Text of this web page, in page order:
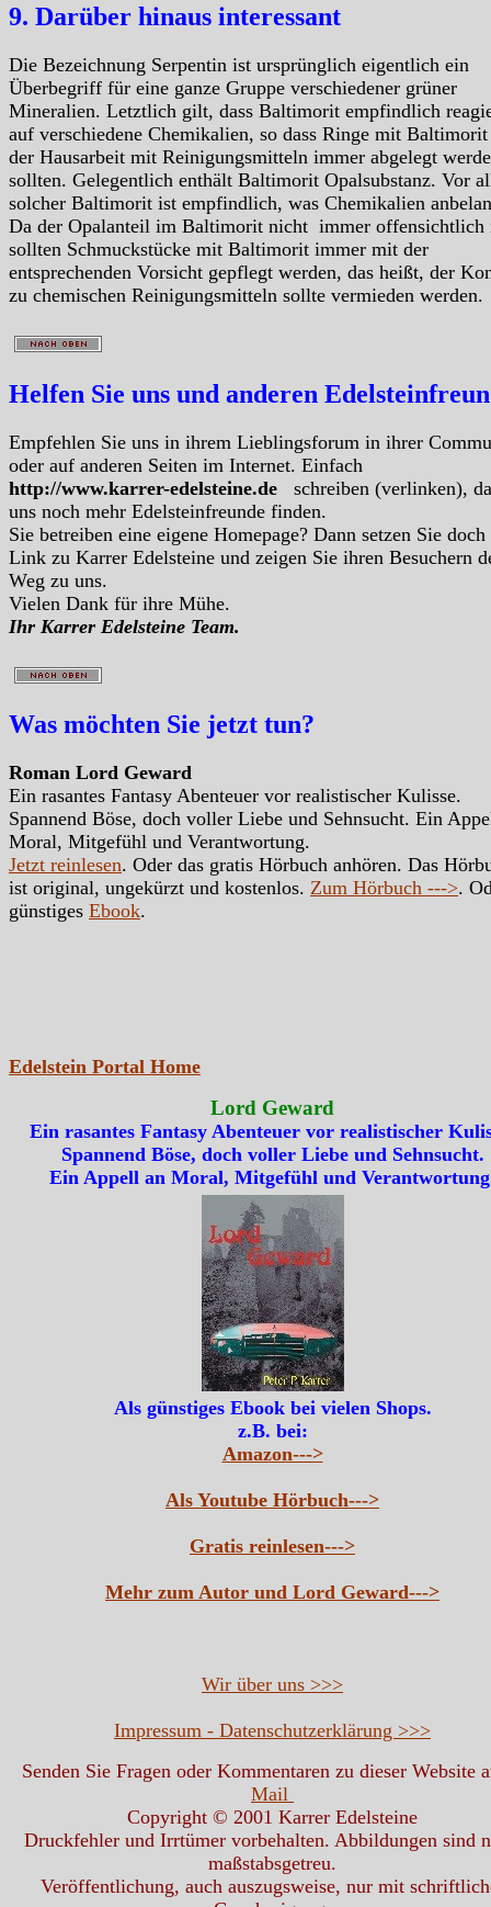
9. Darüber hinaus interessant
Die Bezeichnung Serpentin ist ursprünglich eigentlich ein
Überbegriff für eine ganze Gruppe verschiedener grüner
Mineralien. Letztlich gilt, dass Baltimorit empfindlich
auf verschiedene Chemikalien, so dass Ringe mit
der Hausarbeit mit Reinigungsmitteln immer abgelegt
sollten. Gelegentlich enthält Baltimorit Opalsubstanz. Vor
solcher Baltimorit ist empfindlich, was Chemikalien
Da der Opalanteil im Baltimorit nicht immer offensichtlich
sollten Schmuckstücke mit Baltimorit immer mit der
entsprechenden Vorsicht gepflegt werden, das heißt, der
zu chemischen Reinigungsmitteln sollte vermieden werden.
Helfen Sie uns und anderen
Empfehlen Sie uns in ihrem Lieblingsforum in ihrer
oder auf anderen Seiten im Internet. Einfach
http://www.karrer-edelsteine.de
schreiben (verlinken),
uns noch mehr Edelsteinfreunde finden.
Sie betreiben eine eigene Homepage? Dann setzen Sie doch
Link zu Karrer Edelsteine und zeigen Sie ihren Besuchern
Weg zu uns.
Vielen Dank für ihre Mühe.
Ihr Karrer Edelsteine Team.
Was möchten Sie jetzt tun?
Roman Lord Geward
Ein rasantes Fantasy Abenteuer vor realistischer Kulisse.
Spannend Böse, doch voller Liebe und Sehnsucht. Ein
Moral, Mitgefühl und Verantwortung.
Jetzt reinlesen. Oder das gratis Hörbuch anhören. Das
ist original, ungekürzt und kostenlos. Zum Hörbuch --->.
günstiges Ebook.
Edelstein Portal Home
Lord Geward
Ein rasantes Fantasy Abenteuer vor realistischer
Spannend Böse, doch voller Liebe und Sehnsucht.
Ein Appell an Moral, Mitgefühl und
Als günstiges Ebook bei vielen Shops.
z.B. bei:
Amazon--->
Als Youtube Hörbuch--->
Gratis reinlesen--->
Mehr zum Autor und Lord Geward--->
Wir über uns >>>
Impressum - Datenschutzerklärung >>>
Senden Sie Fragen oder Kommentaren zu dieser Website
Mail
Copyright © 2001 Karrer Edelsteine
Druckfehler und Irrtümer vorbehalten. Abbildungen sind
maßstabsgetreu.
Veröffentlichung, auch auszugsweise, nur mit